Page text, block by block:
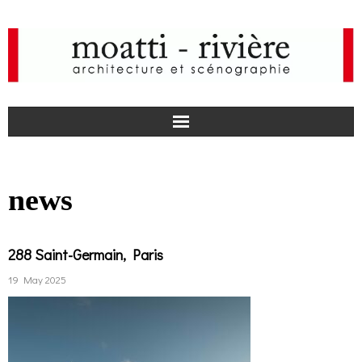
a
e
I
s
agency
news
288 Saint-Germain, Paris
19 May 2025